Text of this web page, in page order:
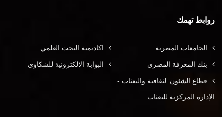
روابط تهمك
الجامعات المصرية اكاديمية البحث العلمي
بنك المعرفة المصري البوابة الالكترونية للشكاوي
قطاع الشئون الثقافية والبعثات -
الإدارة المركزية للبعثات